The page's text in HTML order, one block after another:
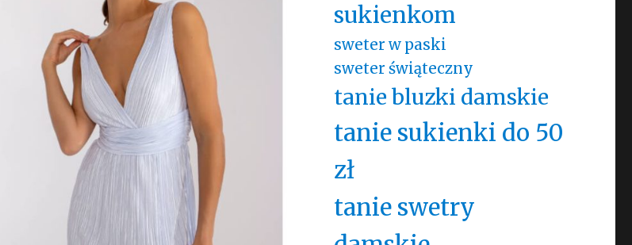
sukienkom
sweter w paski
sweter świąteczny
tanie bluzki damskie
tanie sukienki do 50
zł
tanie swetry